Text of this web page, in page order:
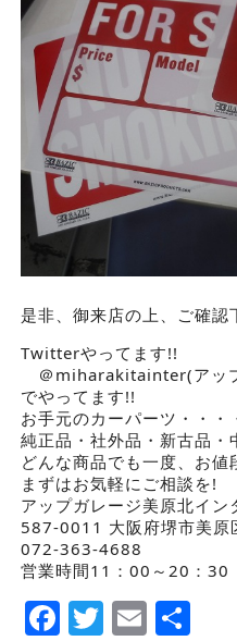
是非、御来店の上、ご確認
Twitterやってます!!
＠miharakitainter(アッ
でやってます!!
お手元のカーパーツ・・・
純正品・社外品・新古品・
どんな商品でも一度、お
まずはお気軽にご相談を!
アップガレージ美原北イン
587-0011 大阪府堺市美原
072-363-4688
営業時間11：00～20：30
Facebook
Twitter
Email